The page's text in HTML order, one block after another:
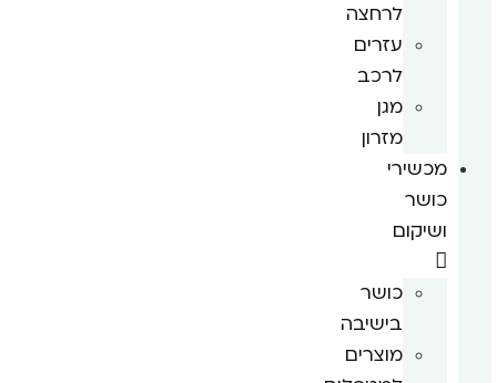
לרחצה
עזרים
לרכב
מגן
מזרון
מכשירי
כושר
ושיקום
כושר
בישיבה
מוצרים